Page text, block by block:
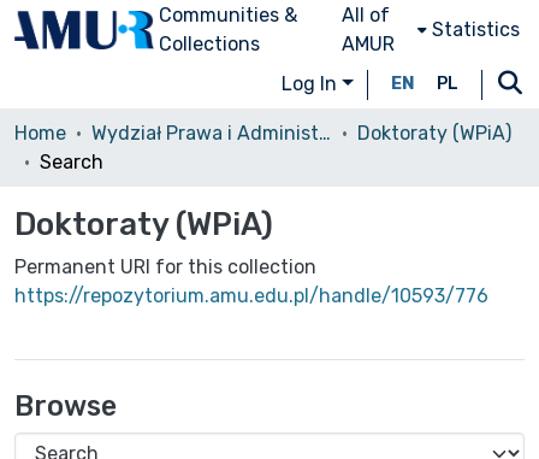
Communities &
Collections
All of
AMUR
Statistics
Log In EN PL
Home Wydział Prawa i Administracji (WPiA)/Faculty of Law and Administration
Doktoraty (WPiA)
Search
Doktoraty (WPiA)
Permanent URI for this collection
https://repozytorium.amu.edu.pl/handle/10593/776
Browse